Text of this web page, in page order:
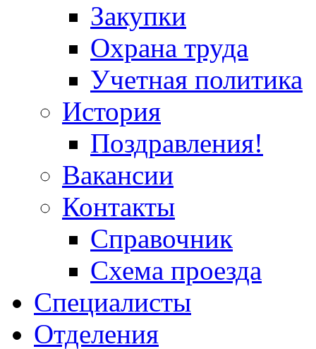
Закупки
Охрана труда
Учетная политика
История
Поздравления!
Вакансии
Контакты
Справочник
Схема проезда
Специалисты
Отделения